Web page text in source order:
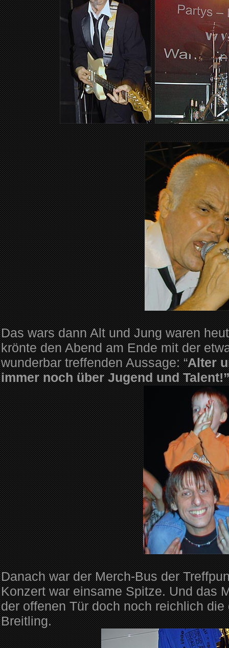
Das wars dann Alt und Jung waren
krönte den Abend am Ende mit der
wunderbar treffenden Aussage: “Alter
immer noch über Jugend und
Danach war der Merch-Bus der
Konzert war einsame Spitze. Und das
der offenen Tür doch noch reichlich
Breitling.